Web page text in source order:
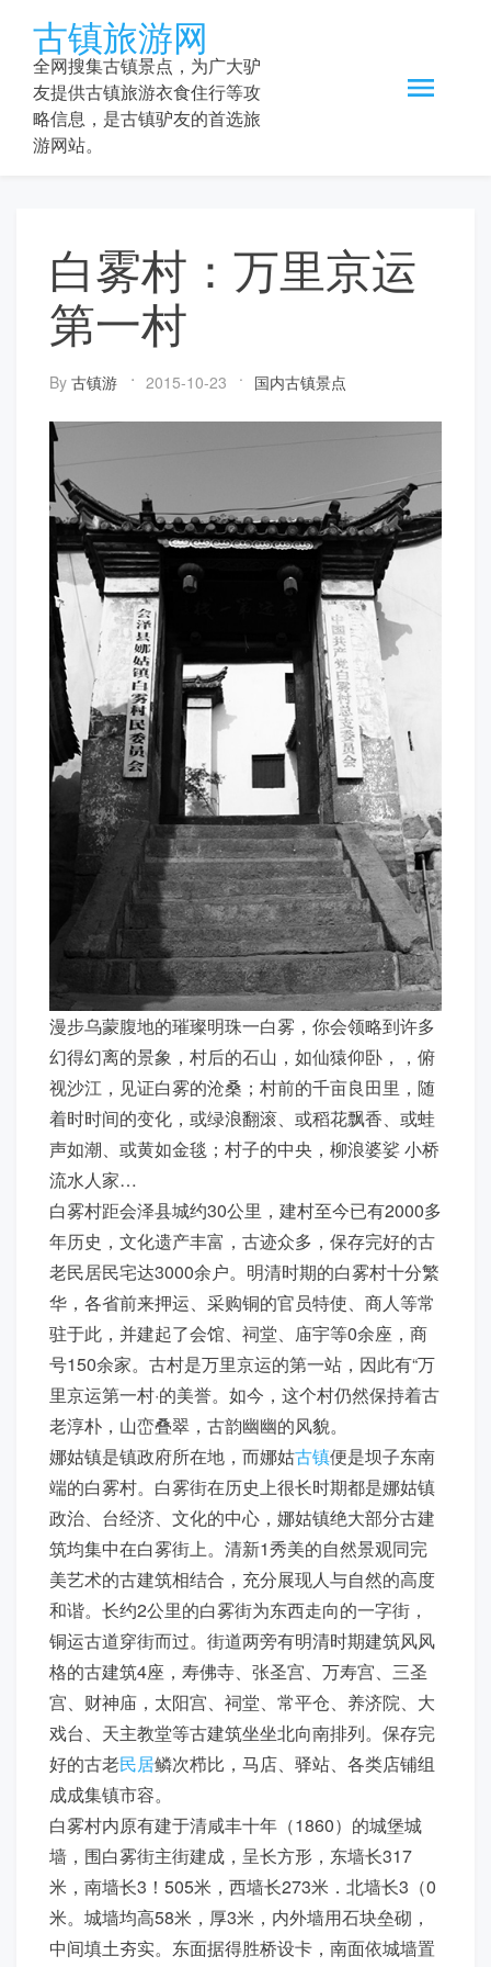
content
古镇旅游网
全网搜集古镇景点，为广大驴
友提供古镇旅游衣食住行等攻
略信息，是古镇驴友的首选旅
游网站。
白雾村：万里京运
第一村
By 古镇游 2015-10-23 国内古镇景点
漫步乌蒙腹地的璀璨明珠一白雾，你会领略到许多
幻得幻离的景象，村后的石山，如仙猿仰卧，，俯
视沙江，见证白雾的沧桑；村前的千亩良田里，随
着时时间的变化，或绿浪翻滚、或稻花飘香、或蛙
声如潮、或黄如金毯；村子的中央，柳浪婆娑 小桥
流水人家…
白雾村距会泽县城约30公里，建村至今已有2000多
年历史，文化遗产丰富，古迹众多，保存完好的古
老民居民宅达3000余户。明清时期的白雾村十分繁
华，各省前来押运、采购铜的官员特使、商人等常
驻于此，并建起了会馆、祠堂、庙宇等0余座，商
号150余家。古村是万里京运的第一站，因此有“万
里京运第一村·的美誉。如今，这个村仍然保持着古
老淳朴，山峦叠翠，古韵幽幽的风貌。
娜姑镇是镇政府所在地，而娜姑古镇便是坝子东南
端的白雾村。白雾街在历史上很长时期都是娜姑镇
政治、台经济、文化的中心，娜姑镇绝大部分古建
筑均集中在白雾街上。清新1秀美的自然景观同完
美艺术的古建筑相结合，充分展现人与自然的高度
和谐。长约2公里的白雾街为东西走向的一字街，
铜运古道穿街而过。街道两旁有明清时期建筑风风
格的古建筑4座，寿佛寺、张圣宫、万寿宫、三圣
宫、财神庙，太阳宫、祠堂、常平仓、养济院、大
戏台、天主教堂等古建筑坐坐北向南排列。保存完
好的古老民居鳞次栉比，马店、驿站、各类店铺组
成成集镇市容。
白雾村内原有建于清咸丰十年（1860）的城堡城
墙，围白雾街主街建成，呈长方形，东墙长317
米，南墙长3！505米，西墙长273米．北墙长3（0
米。城墙均高58米，厚3米，内外墙用石块垒砌，
中间填土夯实。东面据得胜桥设卡，南面依城墙置